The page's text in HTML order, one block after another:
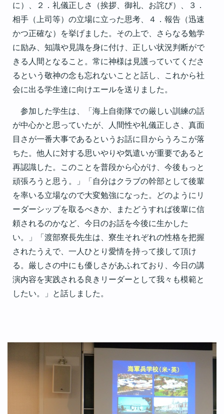
に）、２．礼儀正しさ（挨拶、御礼、お詫び）、３．
相手（上司等）の立場に立った思考、４．報告（迅速
かつ正確な）を挙げました。その上で、さらなる勉学
に励み、知識や見識を身に付け、正しい状況判断がで
きる人間となること。常に神様は見護っていてくださ
るという敬神の念も忘れないことと話し、これから社
会に出る学生達に向けエールを送りました。
参加した学生は、「海上自衛隊での厳しい訓練の話
が中心かと思っていたが、人間性や礼儀正しさ、真面
目さが一番大事であるというお話に目からうろこが落
ちた。他人に対する思いやりや気遣いが重要であると
再認識した。このことを普段から心がけ、今後もっと
頑張ろうと思う。」「自分はクラブの幹部として後輩
を率いる立場なので大変勉強になった。どのようにリ
ーダーシップを取るべきか、またどうすれば後輩に信
頼されるのかなど、今日のお話を今後に生かした
い。」「渡部寮長先生は、寮生それぞれの性格を把握
されたうえで、一人ひとり愛情を持って接して頂け
る。厳しさの中にも優しさがあふれており、今日の講
演内容を実践される良きリーダーとして我々も模範と
したい。」と話しました。